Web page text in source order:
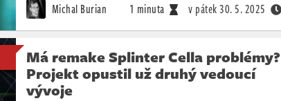
Michal Burian 1 minuta v pátek30. 5. 2025
Má remake Splinter Cella problémy?
Projekt opustil už druhý vedoucí
vývoje